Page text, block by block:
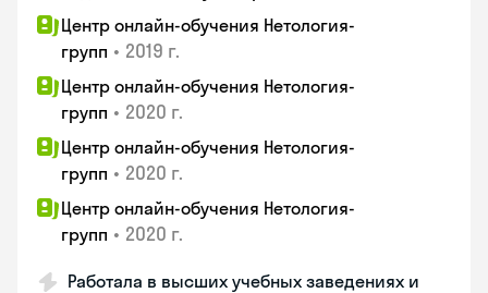
Центр онлайн-обучения Нетология-
групп • 2019 г.
Центр онлайн-обучения Нетология-
групп • 2020 г.
Центр онлайн-обучения Нетология-
групп • 2020 г.
Центр онлайн-обучения Нетология-
групп • 2020 г.
Работала в высших учебных заведениях и